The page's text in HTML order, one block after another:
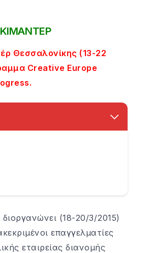
Θεσσαλονίκης (13-22
Creative Europe
(18-20/3/2015)
επαγγελματίες
εταιρείας διανομής